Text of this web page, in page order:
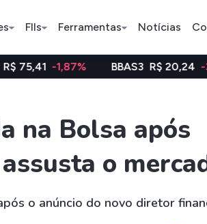
FIIs Ferramentas Notícias
Ação
Petrobras
BBAS3 R$ 20,24 -3,94%
na Bolsa após
o
o anúncio do novo diretor